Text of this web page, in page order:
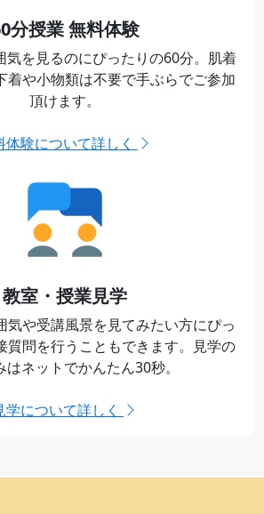
分授業 無料体験
を見るのにぴったりの60分。 肌着
着や小物類は不要で手ぶらでご参加
頂けます。
体験について詳しく
教室・授業見学
気や受講風景を見てみたい方にぴっ
質問を行うこともできます。
見学の
はネットでかんたん30秒。
学について詳しく